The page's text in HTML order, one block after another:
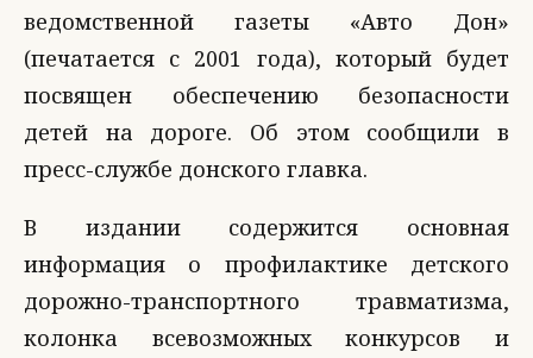
ведомственной газеты «Авто Дон»
(печатается с 2001 года), который будет
посвящен обеспечению безопасности
детей на дороге. Об этом сообщили в
пресс-службе донского главка.
В издании содержится основная
информация о профилактике детского
дорожно-транспортного травматизма,
колонка всевозможных конкурсов и